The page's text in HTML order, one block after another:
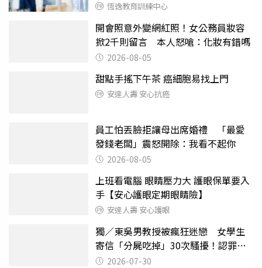
恆逸教育訓練中心
開會照意外變網紅照！女公務員妝容
掀2千則留言 本人怒嗆：化妝有錯嗎
2026-08-05
甜點手搖下午茶 癌細胞易找上門
安達人壽 安心抗癌
員工怕丟臉拒讓母出席婚禮 「最愛
發錢老闆」震怒開除：我看不起你
2026-08-05
上班看電腦 眼睛壓力大 護眼保單要入
手【安心護眼定期眼睛險】
安達人壽 安心護眼
獨／東吳男教授被瘋狂迷戀 女學生
寄信「分屍吃掉」30次騷擾！認罪免
關 2026-07-30